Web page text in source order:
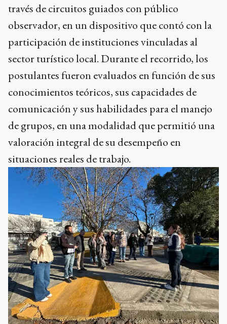
través de circuitos guiados con público
observador, en un dispositivo que contó con la
participación de instituciones vinculadas al
sector turístico local. Durante el recorrido, los
postulantes fueron evaluados en función de sus
conocimientos teóricos, sus capacidades de
comunicación y sus habilidades para el manejo
de grupos, en una modalidad que permitió una
valoración integral de su desempeño en
situaciones reales de trabajo.